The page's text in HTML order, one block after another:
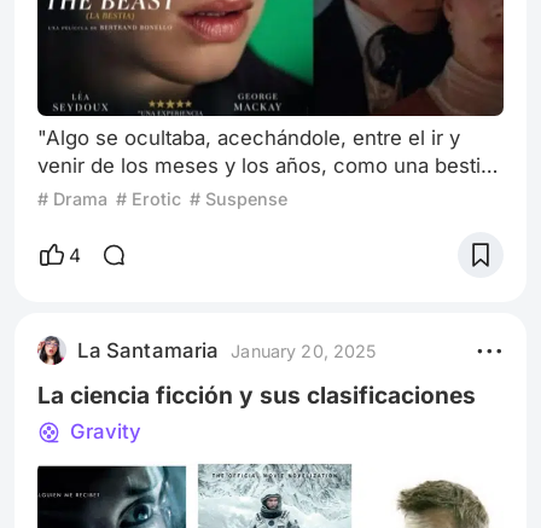
"Algo se ocultaba, acechándole, entre el ir y
venir de los meses y los años, como una bestia
agazapada en la jungla. Poco importaba si la
morir. El punto decisivo era el inevitable salto de
se hace acompañar por una dama a una cacería
de tigres. Tal era la
# Drama # Erotic # Suspense
4
La Santamaria January 20, 2025
La ciencia ficción y sus clasificaciones
Gravity